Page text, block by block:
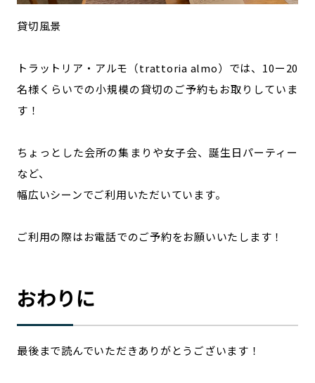
貸切風景
トラットリア・アルモ（trattoria almo）では、10ー20
名様くらいでの小規模の貸切のご予約もお取りしていま
す！
ちょっとした会所の集まりや女子会、誕生日パーティー
など、
幅広いシーンでご利用いただいています。
ご利用の際はお電話でのご予約をお願いいたします！
おわりに
最後まで読んでいただきありがとうございます！